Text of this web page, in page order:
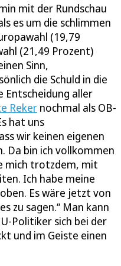
mit der Rundschau
es um die schlimmen
(19,79
(21,49 Prozent)
Sinn,
die Schuld in die
Entscheidung aller
Reker nochmal als OB-
hat uns
wir keinen eigenen
Da bin ich vollkommen
mich trotzdem, mit
Ich habe meine
Es wäre jetzt von
zu sagen.“ Man kann
Politiker sich bei der
und im Geiste einen